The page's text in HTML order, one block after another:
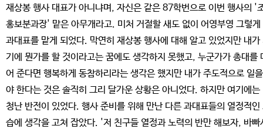
재상봉 행사 대표가 아니냐며, 자신은 같은 87학번으로 이번 행사의 '
홍보분과장' 맡은 아무개라고. 미처 거절할 새도 없이 어영부영 그렇게
과대표를 맡게 되었다. 막연히 재상봉 행사에 대해 알고 있었지만 내가
기에 뭔가를 할 것이라고는 꿈에도 생각하지 못했고, 누군가가 총대를
어 준다면 행복하게 동참하리라는 생각은 했지만 내가 주도적으로 일
야 한다는 것은 솔직히 그리 달가운 상황은 아니었다. 하지만 여기에는
청난 반전이 있었다. 행사 준비를 위해 만난 다른 과대표들의 열정적인
습에 생각을 고쳐 잡았다. '저 친구들 열정과 노력의 반만 해보자, 바빠